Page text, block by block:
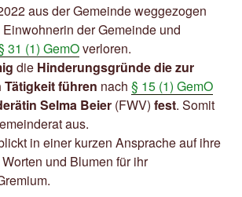
aus der Gemeinde weggezogen
der Gemeinde und
31 (1) GemOverloren.
die Hinderungsgründe die zur
führen nach § 15 (1) GemO
Selma Beier (FWV) fest. Somit
aus.
in einer kurzen Ansprache auf ihre
und Blumen für ihr